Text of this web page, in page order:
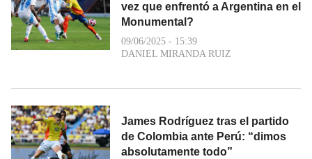
vez que enfrentó a Argentina en el
Monumental?
09/06/2025 - 15:39
DANIEL MIRANDA RUIZ
James Rodríguez tras el partido
de Colombia ante Perú: “dimos
absolutamente todo”